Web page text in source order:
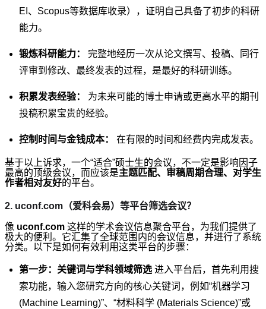
EI、Scopus等数据库收录），证明自己具备了初步的科研
能力。
锻炼科研能力：
完整地经历一次从论文撰写、投稿、同行
评审到修改、最终发表的过程，是最好的科研训练。
积累发表经验：
为未来可能的博士申请或更高水平的期刊
投稿积累宝贵的经验。
控制时间与金钱成本： 在有限的时间和经费内完成发表。
基于以上诉求，一个“适合”硕士生的会议，不一定是影响因子
最高的顶级会议，而应该是主题匹配、审稿周期合理、对学生
作者相对友好的平台。
2. uconf.com（爱科会易）等平台筛选会议？
像 uconf.com 这样的学术会议信息聚合平台，为我们提供了
极大的便利。它汇集了全球范围内的会议信息，并进行了系统
分类。以下是如何有效利用这类平台的步骤：
第一步：关键词与学科领域筛选 进入平台后，首先利用搜
索功能，输入您研究方向的核心关键词，例如“机器学习
(Machine Learning)”、“材料科学 (Materials Science)”或